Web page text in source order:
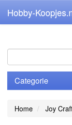
Hobby-
Categorie
Home Joy